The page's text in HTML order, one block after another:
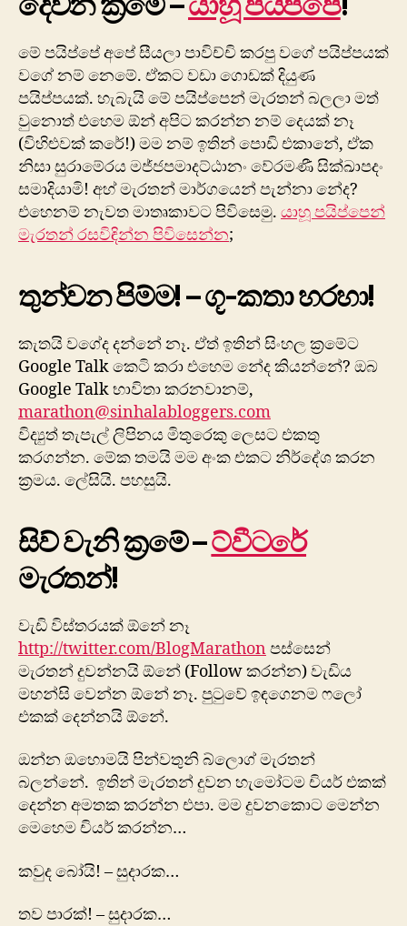
මේ පයිප්පේ අපේ සීයලා පාවිච්චි කරපු වගේ පයිප්පයක්
වගේ නම් නෙමේ. ඒකට වඩා ගොඩක් දියුණ
පයිප්පයක්. හැබැයි මේ පයිප්පෙන් මැරතන් බලලා මත්
වුනොත් එහෙම ඕන් අපිට කරන්න නම් දෙයක් නෑ
(විහිළුවක් කරේ!) මම නම් ඉතින් පොඩි එක‍ානේ, ඒක
නිසා සුරාමේරය මජ්ජපමාදට්ඨානං වේරමණී සික්ඛාපදං
සමාදියාමි! අහ් මැරතන් මාර්ගයෙන් පැන්නා නේද?
එහෙනම් නැවත මාතෘකාවට පිවිසෙමු. යාහූ පයිප්පෙන්
මැරතන් රසවිඳින්න පිවිසෙන්න;
තුන්වන පිම්ම! – ගූ-කතා හරහා!
කැතයි වගේද දන්නේ නෑ. ඒත් ඉතින් සිංහල ක්‍රමේට
Google Talk කෙටි කරා එහෙම නේද කියන්නේ? ඔබ
Google Talk භාවිතා කරනවානම්,
marathon@sinhalabloggers.com
විද්‍යුත් තැපැල් ලිපිනය මිතුරෙකු ලෙසට එකතු
කරගන්න. මේක තමයි මම අංක එකට නිර්දේශ කරන
ක්‍රමය. ලේසියි. පහසුයි.
සිව් වැනි ක්‍රමේ –ට්වී‍ටරේ
මැරතන්!
වැඩි විස්තරයක් ඕනේ නෑ
http://twitter.com/BlogMarathon පස්සෙන්
මැරතන් දුවන්නයි ඕනේ (Follow කරන්න) වැඩිය
මහන්සි වෙන්න ඕනේ නෑ. පුටුවේ ඉඳගෙනම ෆලෝ
එකක් දෙන්නයි ඕනේ.
ඔන්න ඔහොමයි පින්වතුනි බ්ලොග් මැරතන්
බලන්නේ. ඉතින් මැරතන් දුවන හැමෝටම චියර් එකක්
දෙන්න අමතක කරන්න එපා. මම දුවනකොට මෙන්න
මෙහෙම චියර් කරන්න…
කවුද බෝයි! – සුදාරක…
තව පාරක්! – සුදාරක…